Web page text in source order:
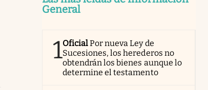
General
1OficialPor nueva Ley de
Sucesiones, los herederos no
obtendrán los bienes aunque lo
determine el testamento